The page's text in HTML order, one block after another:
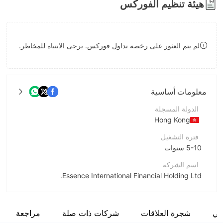
8
8
هيئة تنظيم الفوركس
لم يتم العثور على رخصة تداول فوركس. يرجى الانتباه للمخاطر.
معلومات أساسية
الدولة المسجلة
Hong Kong
فترة التشغيل
5-10 سنوات
اسم الشركة
Essence International Financial Holding Ltd.
موظفو الشركة
شجرة العلاقات شركات ذات صلة مراجعة